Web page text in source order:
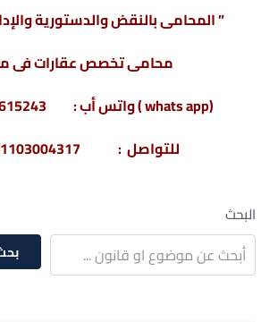
” المحامى بالنقض والدستورية
محامى تخصص عقارات فى
(whats app ) واتس أب : 201220615243+
للتواصل : 201103004317+
البحث